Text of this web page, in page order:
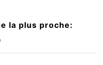
la plus proche: